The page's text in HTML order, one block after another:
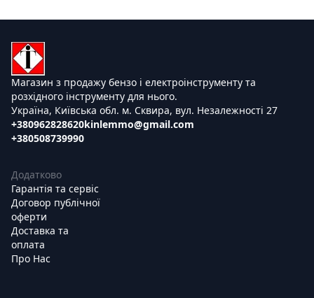
Магазин з продажу бензо і електроінструменту та
розхідного інструменту для нього.
Україна, Київська обл. м. Сквира, вул. Незалежності 27
+380962828620
+380508739990
kinlemmo@gmail.com
Додатково
Гарантія та сервіс
Договор публічної
оферти
Доставка та
оплата
Про Нас